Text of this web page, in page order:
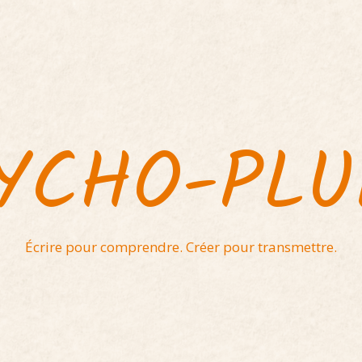
Écrire pour comprendre. Créer pour transmettre.